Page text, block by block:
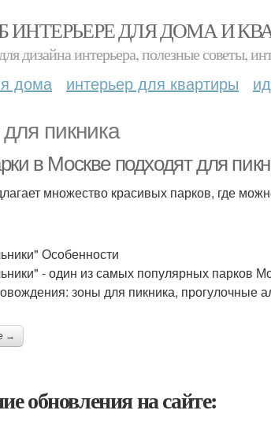
ИНТЕРЬЕРЕ ДЛЯ ДОМА И
дизайна интерьера, полезные советы,
дома интерьер для квартиры
пикника
в Москве подходят для
множество красивых парков, где
Особенности
- один из самых популярных парков
зоны для пикника, прогулочные
→
обновления на сайте: